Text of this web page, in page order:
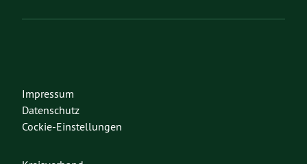
Impressum
Datenschutz
Cockie-Einstellungen